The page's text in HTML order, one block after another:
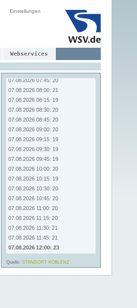
Einstellungen
Webservices
07.08.2026 06:00: 20
07.08.2026 07:00: 21
07.08.2026 07:15: 20
07.08.2026 07:30: 22
07.08.2026 07:45: 20
07.08.2026 08:00: 21
07.08.2026 08:15: 19
07.08.2026 08:30: 20
07.08.2026 08:45: 20
07.08.2026 09:00: 20
07.08.2026 09:15: 19
07.08.2026 09:30: 19
07.08.2026 09:45: 19
07.08.2026 10:00: 20
07.08.2026 10:15: 19
07.08.2026 10:30: 20
07.08.2026 10:45: 20
07.08.2026 11:00: 20
07.08.2026 11:15: 20
07.08.2026 11:30: 21
07.08.2026 11:45: 21
07.08.2026 12:00: 23
Quelle: STANDORT KOBLENZ